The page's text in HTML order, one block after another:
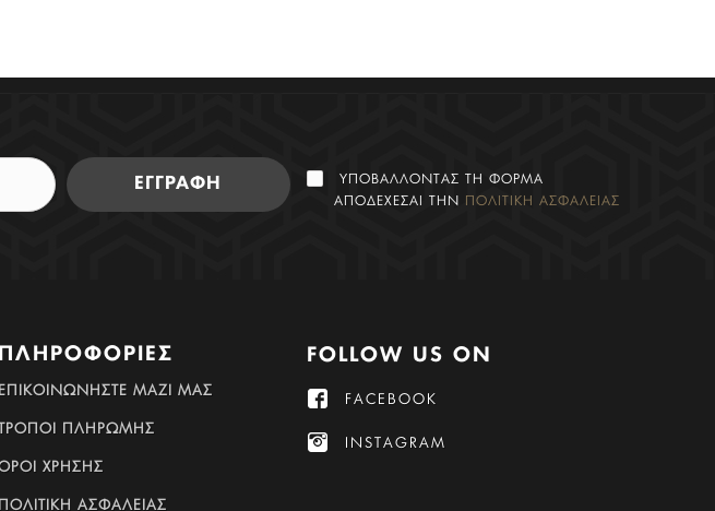
ΕΓΓΡΑΦΗ
ΥΠΟΒΑΛΛΟΝΤΑΣ ΤΗ ΦΟΡΜΑ
ΑΠΟΔΕΧΕΣΑΙ ΤΗΝ
ΠΟΛΙΤΙΚΗ ΑΣΦΑΛΕΙΑΣ
ΠΛΗΡΟΦΟΡΊΕΣ
ΕΠΙΚΟΙΝΩΝΉΣΤΕ ΜΑΖΊ ΜΑΣ
ΤΡΟΠΟΙ ΠΛΗΡΩΜΗΣ
ΧΡΗΣΗΣ
ΠΟΛΙΤΙΚΗ ΑΣΦΑΛΕΙΑΣ
FOLLOW US ON
FACEBOOK
INSTAGRAM